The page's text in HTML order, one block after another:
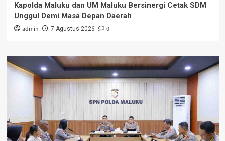
Kapolda Maluku dan UM Maluku Bersinergi Cetak SDM
Unggul Demi Masa Depan Daerah
admin 7 Agustus 2026 0